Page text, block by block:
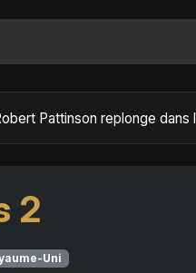
2
Uni